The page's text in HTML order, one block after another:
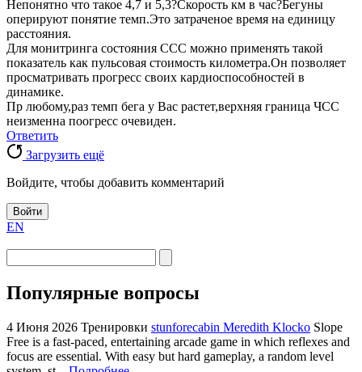
Непонятно что такое 4,7 и 5,3?Скорость км в час?Бегуны
оперируют понятие темп.Это затраченое время на единицу
расстояния.
Для монитринга состояния ССС можно применять такой
показатель как пульсовая стоимость километра.Он позволяет
просматривать прогресс своих кардиоспособностей в
динамике.
Пр любому,раз темп бега у Вас растет,верхняя граница ЧСС
неизменна поогресс очевиден.
Ответить
Загрузить ещё
Войдите, чтобы добавить комментарий
Войти
EN
Популярные вопросы
4 Июня 2026 Тренировки stunforecabin Meredith Klocko Slope
Free is a fast-paced, entertaining arcade game in which reflexes and
focus are essential. With easy but hard gameplay, a random level